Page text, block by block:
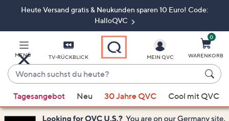
ZumHeute Versand gratis & Neukunden sparen 10 Euro! Code:
HalloQVC
MENÜ TV-RÜCKBLICK
Wonach
suchst
du
heute?
Vorschläge
verfügbar
MEIN QVC
0
WARENKORB
Tagesangebot Neu 30 Jahre QVC Cool mit QVC